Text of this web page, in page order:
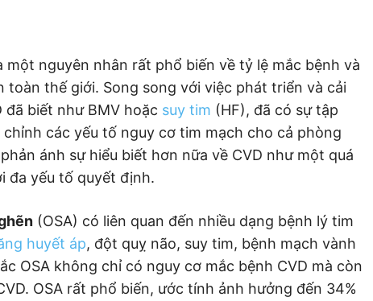
một nguyên nhân rất phổ biến về tỷ lệ mắc bệnh và
toàn thế giới. Song song với việc phát triển và cải
đã biết như BMV hoặc suy tim (HF), đã có sự tập
các yếu tố nguy cơ tim mạch cho cả phòng
ánh sự hiểu biết hơn nữa về CVD như một quá
đa yếu tố quyết định.
(OSA) có liên quan đến nhiều dạng bệnh lý tim
huyết áp, đột quỵ não, suy tim, bệnh mạch vành
OSA không chỉ có nguy cơ mắc bệnh CVD mà còn
OSA rất phổ biến, ước tính ảnh hưởng đến 34%